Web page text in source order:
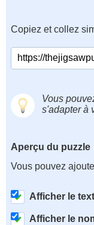
Copiez et collez
Vous
s'adapter à
Aperçu du puzzle
Vous pouvez
Afficher le
Afficher le